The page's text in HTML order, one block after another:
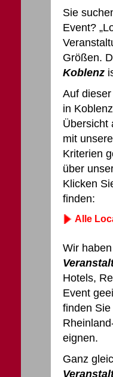
Sie
Event?
Größen.
Koblenz
Auf
in
Übersicht
mit
Kriterien
über
Klicken
finden:
Alle
Wir
Hotels,
Event
finden
eignen.
Ganz